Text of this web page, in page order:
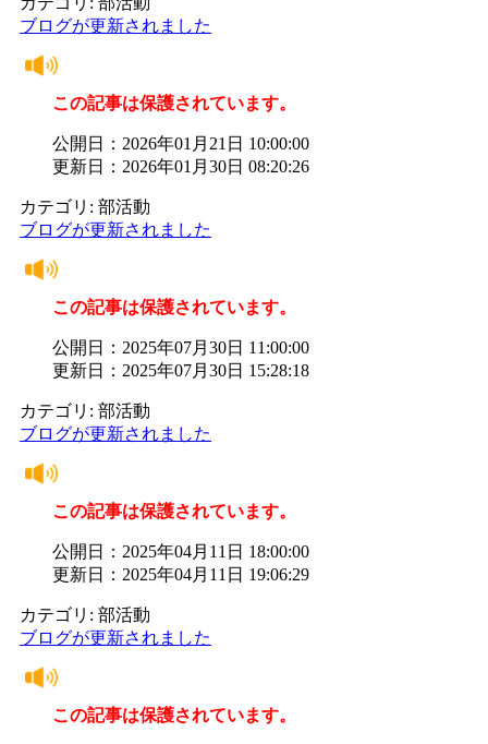
ブログが更新されました
この記事は保護されています。
公開日：2026年01月21日 10:00:00
更新日：2026年01月30日 08:20:26
カテゴリ: 部活動
ブログが更新されました
この記事は保護されています。
公開日：2025年07月30日 11:00:00
更新日：2025年07月30日 15:28:18
カテゴリ: 部活動
ブログが更新されました
この記事は保護されています。
公開日：2025年04月11日 18:00:00
更新日：2025年04月11日 19:06:29
カテゴリ: 部活動
ブログが更新されました
この記事は保護されています。